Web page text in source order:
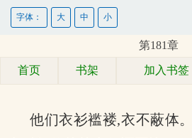
字体： 大 中 小
第181章
首页 书架 加入书签
他们衣衫褴褛,衣不蔽体